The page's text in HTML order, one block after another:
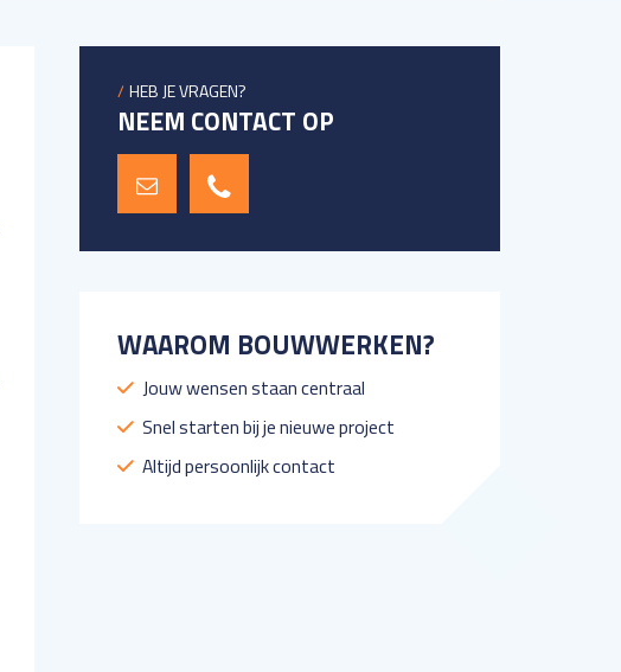
HEB JE VRAGEN?
NEEM CONTACT OP
WAAROM BOUWWERKEN?
Jouw wensen staan centraal
Snel starten bij je nieuwe project
Altijd persoonlijk contact